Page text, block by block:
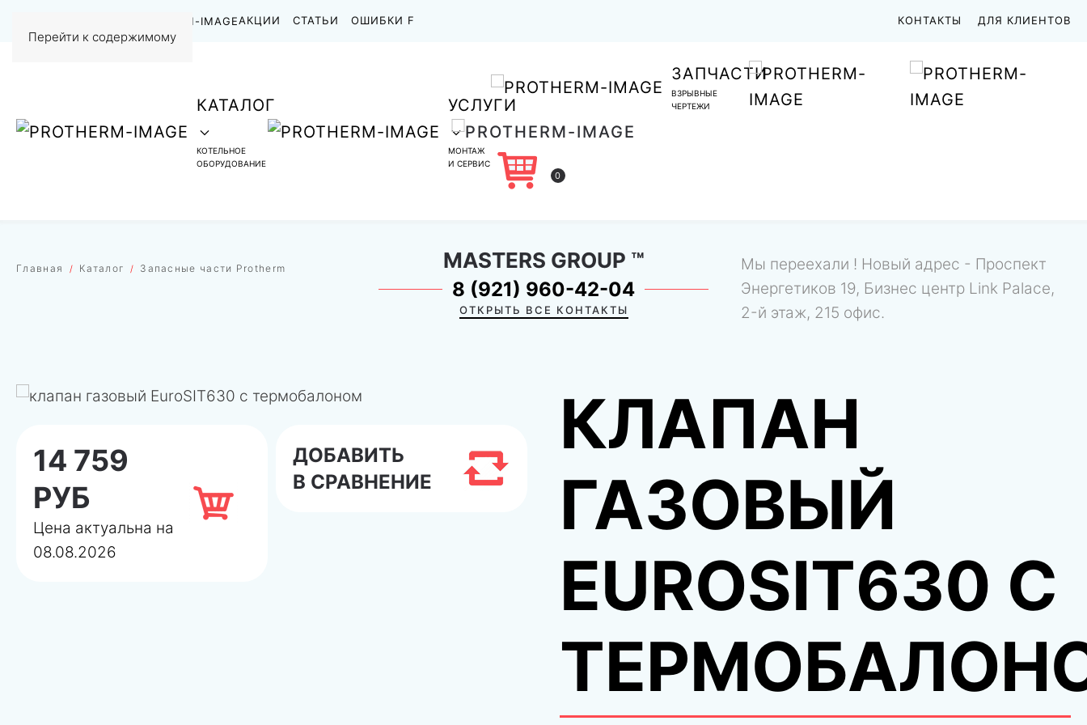
Перейти к содержимому
АКЦИИ СТАТЬИ ОШИБКИ F КОНТАКТЫ ДЛЯ КЛИЕНТОВ
КАТАЛОГ
КОТЕЛЬНОЕ
ОБОРУДОВАНИЕ
УСЛУГИ
МОНТАЖ
И СЕРВИС
ЗАПЧАСТИ
ВЗРЫВНЫЕ
ЧЕРТЕЖИ
0
Главная Каталог Запасные части Protherm MASTERS GROUP ™
8 (921) 960-42-04
ОТКРЫТЬ ВСЕ КОНТАКТЫ
Мы переехали ! Новый адрес - Проспект
Энергетиков 19, Бизнес центр Link Palace,
2-й этаж, 215 офис.
14 759
РУБ
Цена актуальна на
08.08.2026
ДОБАВИТЬ
В СРАВНЕНИЕ
КЛАПАН
ГАЗОВЫЙ
EUROSIT630 С